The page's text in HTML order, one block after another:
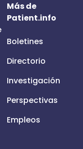
Más de
Patient.info
Boletines
Directorio
Investigación
Perspectivas
Empleos